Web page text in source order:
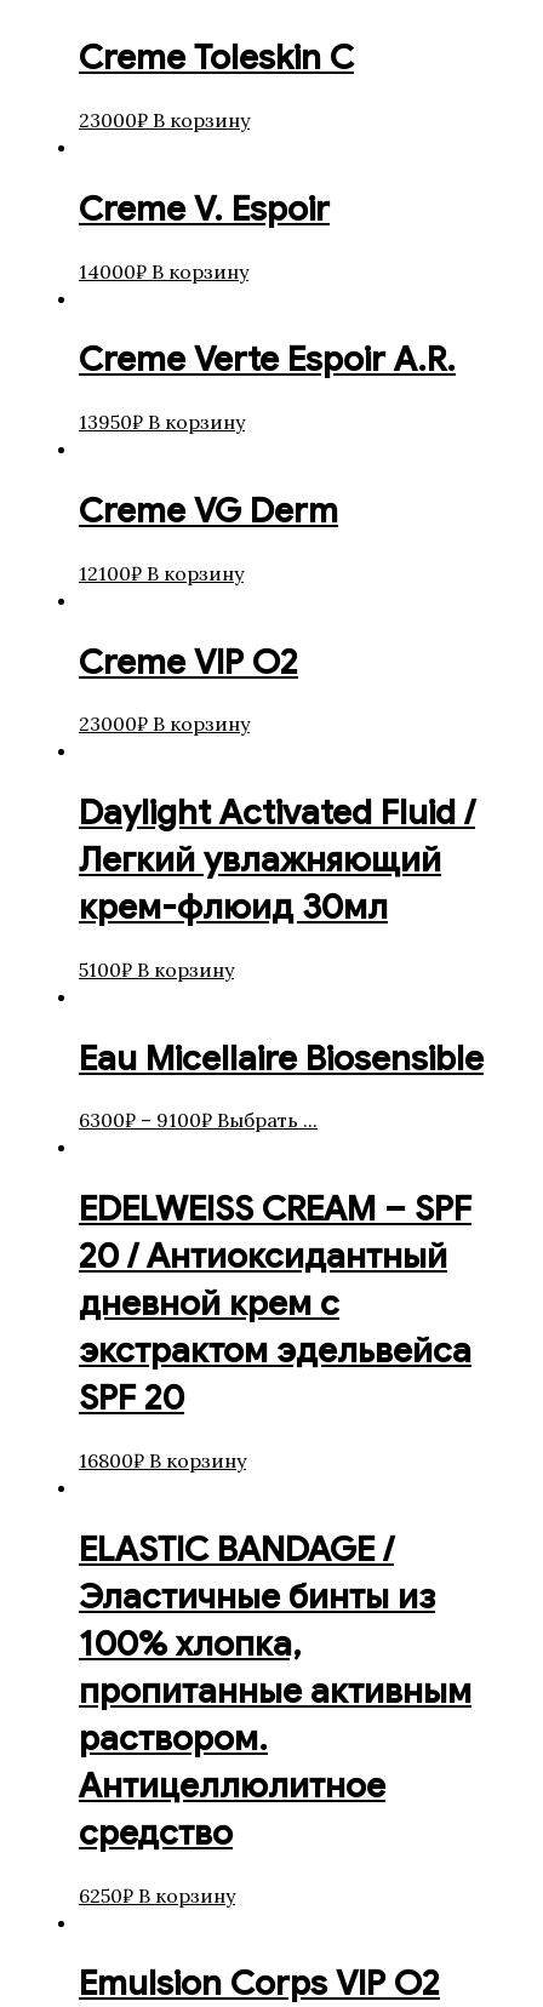
Creme Toleskin C
23000₽ В корзину
Creme V. Espoir
14000₽ В корзину
Creme Verte Espoir A.R.
13950₽ В корзину
Creme VG Derm
12100₽ В корзину
Creme VIP O2
23000₽ В корзину
Daylight Activated Fluid /
Легкий увлажняющий
крем-флюид 30мл
5100₽ В корзину
Eau Micellaire Biosensible
6300₽ – 9100₽ Выбрать ...
EDELWEISS CREAM – SPF
20 / Антиоксидантный
дневной крем с
экстрактом эдельвейса
SPF 20
16800₽ В корзину
ELASTIC BANDAGE /
Эластичные бинты из
100% хлопка,
пропитанные активным
раствором.
Антицеллюлитное
средство
6250₽ В корзину
Emulsion Corps VIP O2